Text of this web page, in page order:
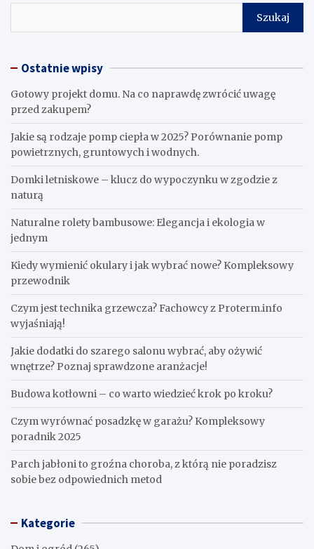
Szukaj
Ostatnie wpisy
Gotowy projekt domu. Na co naprawdę zwrócić uwagę
przed zakupem?
Jakie są rodzaje pomp ciepła w 2025? Porównanie pomp
powietrznych, gruntowych i wodnych.
Domki letniskowe – klucz do wypoczynku w zgodzie z
naturą
Naturalne rolety bambusowe: Elegancja i ekologia w
jednym
Kiedy wymienić okulary i jak wybrać nowe? Kompleksowy
przewodnik
Czym jest technika grzewcza? Fachowcy z Proterm.info
wyjaśniają!
Jakie dodatki do szarego salonu wybrać, aby ożywić
wnętrze? Poznaj sprawdzone aranżacje!
Budowa kotłowni – co warto wiedzieć krok po kroku?
Czym wyrównać posadzkę w garażu? Kompleksowy
poradnik 2025
Parch jabłoni to groźna choroba, z którą nie poradzisz
sobie bez odpowiednich metod
Kategorie